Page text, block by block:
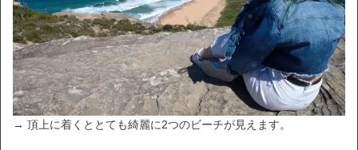
→ 頂上に着くととても綺麗に2つのビーチが見えます。